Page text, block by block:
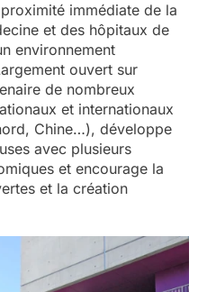
immédiate de la
et des hôpitaux de
environnement
ouvert sur
de nombreux
et internationaux
Chine…), développe
avec plusieurs
et encourage la
et la création